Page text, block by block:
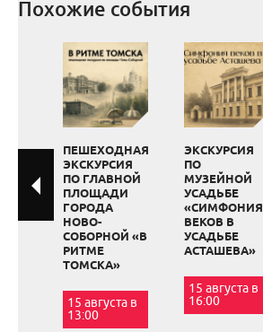
Похожие события
ПЕШЕХОДНАЯ
ЭКСКУРСИЯ
ПО ГЛАВНОЙ
ПЛОЩАДИ
ГОРОДА
НОВО-
СОБОРНОЙ «В
РИТМЕ
ТОМСКА»
15 августа в
13:00
ЭКСКУРСИЯ
ПО
МУЗЕЙНОЙ
УСАДЬБЕ
«СИМФОНИЯ
ВЕКОВ В
УСАДЬБЕ
АСТАШЕВА»
15 августа в
16:00